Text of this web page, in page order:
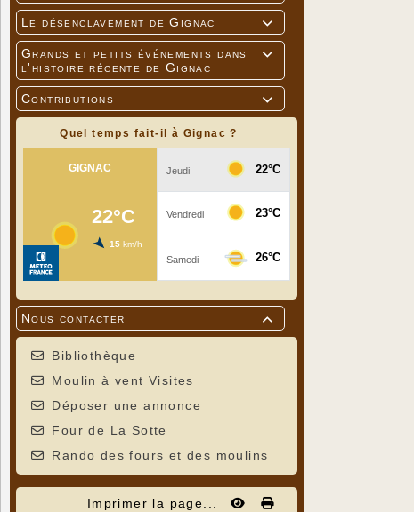

Le désenclavement de Gignac

Grands et petits événements dans
l'histoire récente de Gignac

Contributions
Quel temps fait-il à Gignac ?

Nous contacter
Bibliothèque
Moulin à vent Visites
Déposer une annonce
Four de La Sotte
Rando des fours et des moulins
Imprimer la page...